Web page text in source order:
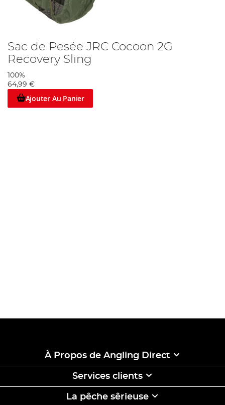
Sac de Pesée JRC Cocoon 2G
Recovery Sling
100%
64,99 €
Ajouter Au Panier
À Propos de Angling Direct
Services clients
La pêche sêrieuse